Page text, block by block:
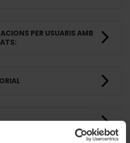
PER USUARIS AMB